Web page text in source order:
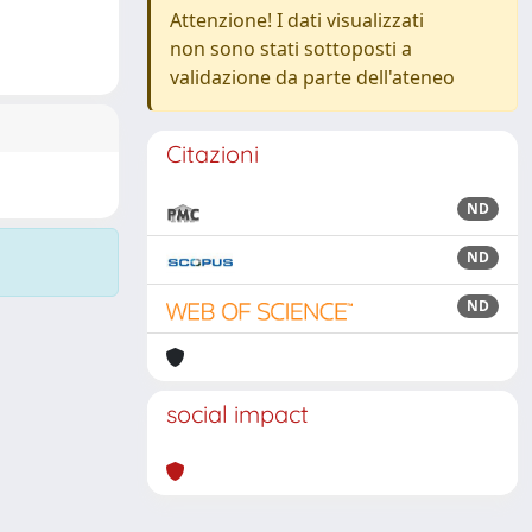
Attenzione! I dati visualizzati
non sono stati sottoposti a
validazione da parte dell'ateneo
Citazioni
ND
ND
ND
social impact